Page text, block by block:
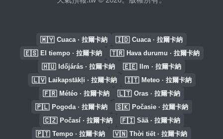
🇲🇾 Cuaca · 拉爾卡納 🇮🇩 Cuaca · 拉爾卡納
🇪🇸 El tiempo · 拉爾卡納 🇹🇷 Hava durumu · 拉爾卡納
🇭🇺 Időjárás · 拉爾卡納 🇪🇪 Ilm · 拉爾卡納
🇱🇻 Laikapstākļi · 拉爾卡納 🇮🇹 Meteo · 拉爾卡納
🇫🇷 Météo · 拉爾卡納 🇱🇹 Oras · 拉爾卡納
🇵🇱 Pogoda · 拉爾卡納 🇸🇰 Počasie · 拉爾卡納
🇨🇿 Počasí · 拉爾卡納 🇫🇮 Sää · 拉爾卡納
🇵🇹 Tempo · 拉爾卡納 🇻🇳 Thời tiết · 拉爾卡納